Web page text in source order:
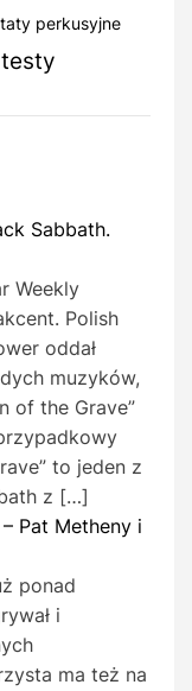
perkusyjne
Sabbath.
Weekly
Polish
oddał
muzyków,
of the Grave”
to jeden z
z […]
Pat Metheny i
ponad
i
ma też na